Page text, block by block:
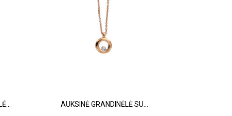
AUKSINĖ GRANDINĖLĖ SU...